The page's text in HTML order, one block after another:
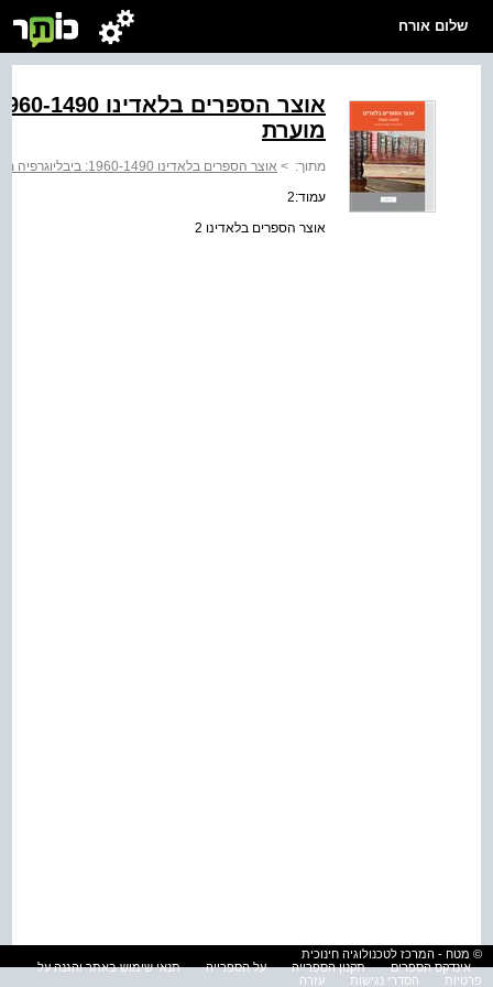
שלום אורח
מוערת
מתוך: > אוצר הספרים בלאדינו 1960-1490: ביבליוגרפיה מחקרית מוערת
עמוד:2
אוצר הספרים בלאדינו 2
© מטח - המרכז לטכנולוגיה חינוכית
אינדקס הספרים
תקנון הספרייה על הספרייה
תנאי שימוש באתר והגנה על
פרטיות
הסדרי נגישות עזרה